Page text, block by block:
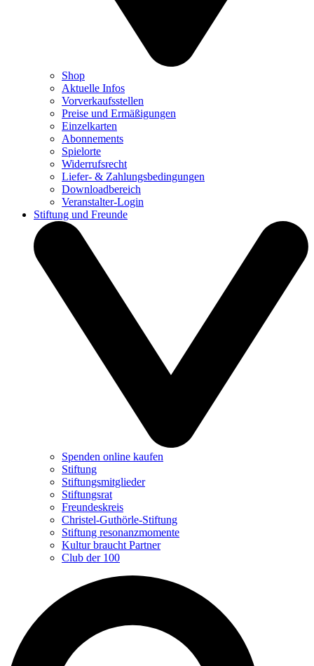
Shop
Aktuelle Infos
Vorverkaufsstellen
Preise und Ermäßigungen
Einzelkarten
Abonnements
Spielorte
Widerrufsrecht
Liefer- & Zahlungsbedingungen
Downloadbereich
Veranstalter-Login
Stiftung und Freunde
Spenden online kaufen
Stiftung
Stiftungsmitglieder
Stiftungsrat
Freundeskreis
Christel-Guthörle-Stiftung
Stiftung resonanzmomente
Kultur braucht Partner
Club der 100